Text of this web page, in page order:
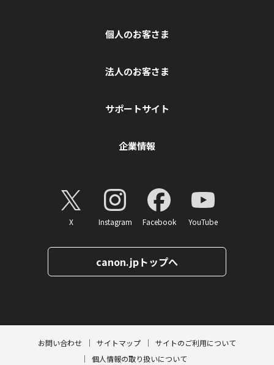
個人のお客さま
法人のお客さま
サポートサイト
企業情報
X Instagram Facebook YouTube
canon.jpトップへ
お問い合わせ サイトマップ
サイトのご利用について
個人情報の取り扱いについて